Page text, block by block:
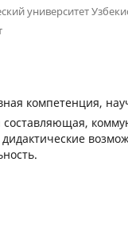
университет
компетенция,
составляющая,